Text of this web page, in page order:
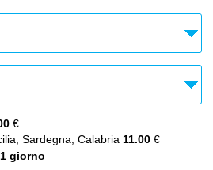
€
Sardegna, Calabria 11.00 €
1 giorno